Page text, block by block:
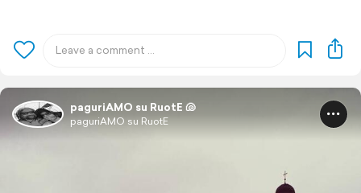
paguriAMO su RuotE 🐚
paguriAMO su RuotE